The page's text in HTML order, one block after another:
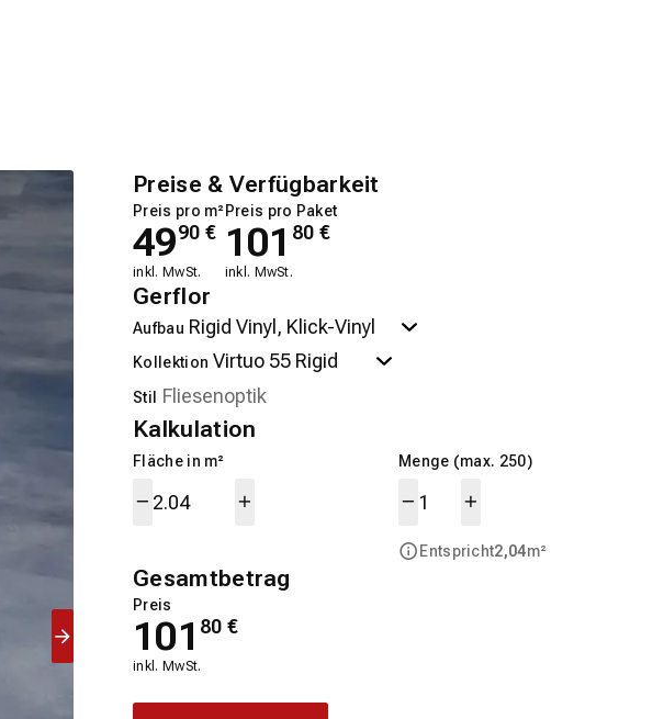
Preise & Verfügbarkeit
Preis pro m²
4990 €
inkl. MwSt.
Preis pro Paket
101 80 €
inkl. MwSt.
Gerflor
Aufbau
Kollektion
Stil
Kalkulation
Fläche in m² Menge (max. 250)
Entspricht2,04m²
Gesamtbetrag
Preis
101 80 €
inkl. MwSt.